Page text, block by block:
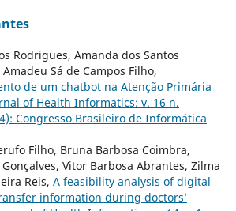
Rodrigues, Amanda dos Santos
Sá de Campos Filho,
de um chatbot na Atenção Primária
of Health Informatics: v. 16 n.
Congresso Brasileiro de Informática
Filho, Bruna Barbosa Coimbra,
Vitor Barbosa Abrantes, Zilma
Reis, A feasibility analysis of digital
information during doctors’